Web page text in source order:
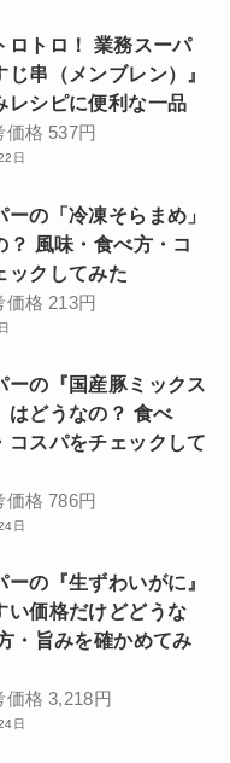
ロトロ！ 業務スーパ
じ串（メンブレン）』
レシピに便利な一品
価格 537円
日
ーの「冷凍そらまめ」
？ 風味・食べ方・コ
ックしてみた
価格 213円
ーの『国産豚ミックス
はどうなの？ 食べ
コスパをチェックして
価格 786円
日
ーの『生ずわいがに』
い価格だけどどうな
・旨みを確かめてみ
価格 3,218円
日